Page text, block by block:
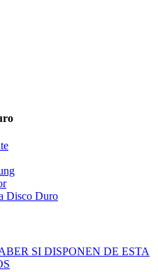
Disco Duro
SI DISPONEN DE ESTA